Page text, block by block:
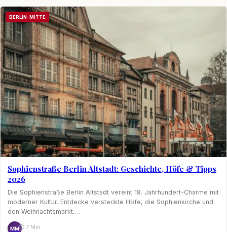
BERLIN-MITTE
Sophienstraße Berlin Altstadt: Geschichte, Höfe & Tipps
2026
Die Sophienstraße Berlin Altstadt vereint 18. Jahrhundert-Charme mit
moderner Kultur. Entdecke versteckte Höfe, die Sophienkirche und
den Weihnachtsmarkt.…
MM⏱ 7 Min.